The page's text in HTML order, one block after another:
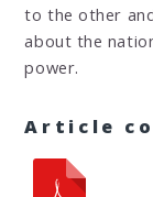
to the other
about the
power.
Article